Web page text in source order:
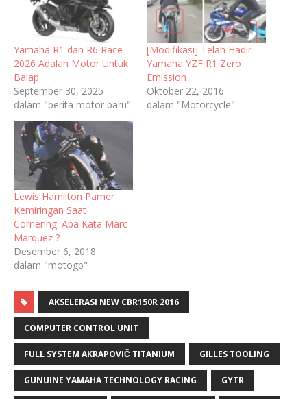
Yamaha R1 dan R6 Race
2026 Adalah Motor Untuk
Balap
September 30, 2025
dalam "berita motor baru"
[Modifikasi] Telah Hadir
Yamaha YZF R1 Zero
Emission
Oktober 22, 2016
dalam "Motorcycle"
Lewis Hamilton Pamer
Kemiringan Saat
Cornering. Apa Kata Marc
Marquez ?
Desember 6, 2018
dalam "motogp"
AKSELERASI NEW CBR150R 2016
COMPUTER CONTROL UNIT
FULL SYSTEM AKRAPOVIČ TITANIUM GILLES TOOLING
GUNUINE YAMAHA TECHNOLOGY RACING GYTR